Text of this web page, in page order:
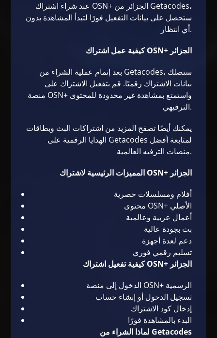
عند شراء اشتراك OSN+ الجزائر من Getacodes،
ستحصل على بيانات التفعيل فورًا لتبدأ المشاهدة بدون
أي انتظار.
كيفية عمل اشتراك OSN+ الجزائر
بعد إتمام عملية الشراء من Getacodes، ستصلك
بيانات الاشتراك رقميًا. قم بتفعيل الاشتراك على
منصة OSN+ واستمتع بمشاهدة غير محدودة للمحتوى
الترفيهي.
يمكنك أيضًا تصفح المزيد من اشتراكات البث وبطاقات
الهدايا الرقمية على Getacodes
منصات الترفيه العالمية.
المميزات الرئيسية لاشتراك OSN+ الجزائر
أفلام ومسلسلات حصرية
محتوى OSN+ الأصلي
أعمال عربية وعالمية
بث بجودة عالية
دعم لعدة أجهزة
تسليم رقمي فوري
كيفية تفعيل اشتراك OSN+ الجزائر
الدخول إلى منصة OSN+ الرسمية
تسجيل الدخول أو إنشاء حساب
إدخال كود الاشتراك
البدء بالمشاهدة فورًا
لماذا الشراء من Getacodes